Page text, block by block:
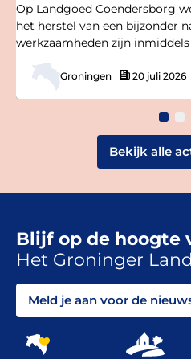
Op Landgoed Coendersborg
het herstel van een bijzonder
werkzaamheden zijn inmiddels
Groningen 20 juli 2026
Bekijk alle
Blijf op de hoogte
Het Groninger
Meld je aan voor de